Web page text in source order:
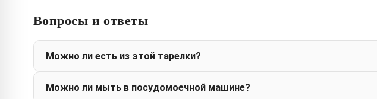
Вопросы и ответы
Можно ли есть из этой тарелки?
Можно ли мыть в посудомоечной машине?